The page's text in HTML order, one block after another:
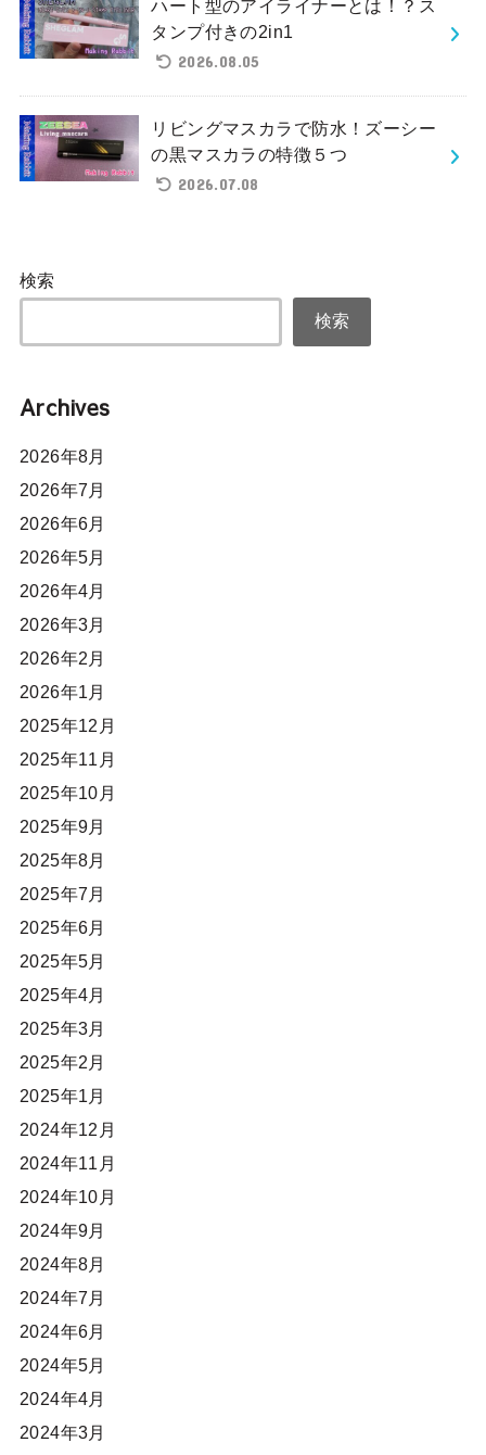
ハート型のアイライナーとは！？ス
タンプ付きの2in1
2026.08.05
リビングマスカラで防水！ズーシー
の黒マスカラの特徴５つ
2026.07.08
検索
検索
Archives
2026年8月
2026年7月
2026年6月
2026年5月
2026年4月
2026年3月
2026年2月
2026年1月
2025年12月
2025年11月
2025年10月
2025年9月
2025年8月
2025年7月
2025年6月
2025年5月
2025年4月
2025年3月
2025年2月
2025年1月
2024年12月
2024年11月
2024年10月
2024年9月
2024年8月
2024年7月
2024年6月
2024年5月
2024年4月
2024年3月